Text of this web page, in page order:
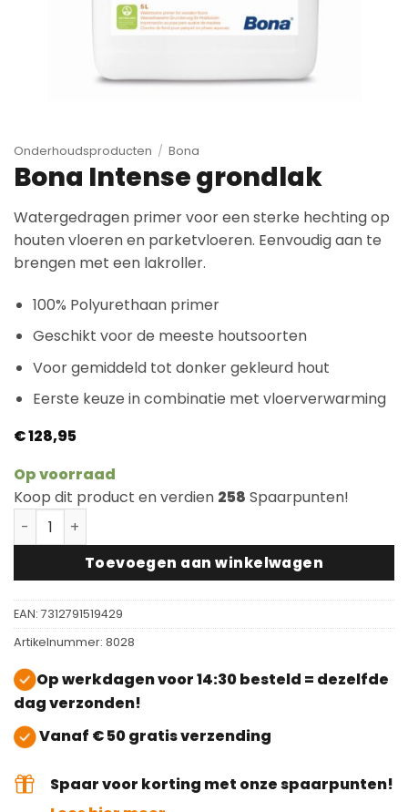
Onderhoudsproducten / Bona
Bona Intense grondlak
Watergedragen primer voor een sterke hechting op
houten vloeren en parketvloeren. Eenvoudig aan te
brengen met een lakroller.
100% Polyurethaan primer
Geschikt voor de meeste houtsoorten
Voor gemiddeld tot donker gekleurd hout
Eerste keuze in combinatie met vloerverwarming
€128,95
Op voorraad
Koop dit product en verdien 258 Spaarpunten!
Bona Intense grondlak aantal
Toevoegen aan winkelwagen
EAN: 7312791519429
Artikelnummer: 8028
Op werkdagen voor 14:30 besteld = dezelfde
dag verzonden!
Vanaf € 50 gratis verzending
Spaar voor korting met onze spaarpunten!